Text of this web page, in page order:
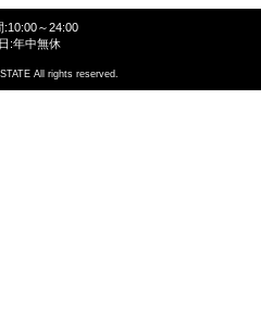
:10:00～24:00
:年中無休
All rights reserved.